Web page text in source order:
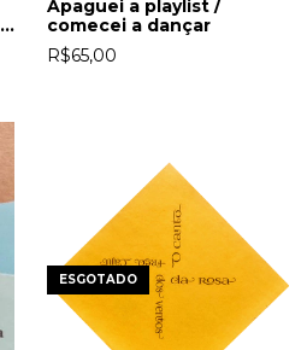
Apaguei a playlist /
comecei a dançar
R$65,00
ESGOTADO